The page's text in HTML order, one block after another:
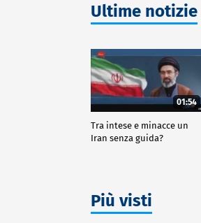
Ultime notizie
01:54
Tra intese e minacce un
Iran senza guida?
Più visti